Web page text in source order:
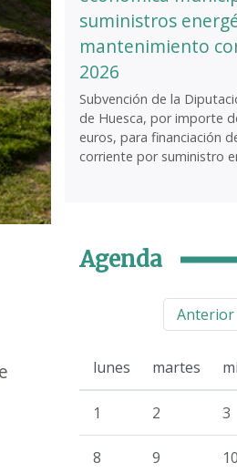
suministros
mantenimiento
2026
Subvención de la
de Huesca, por importe
euros, para financiación
corriente por suministro
Agenda
Anterior
lunes martes
1 2 3
8 9 10